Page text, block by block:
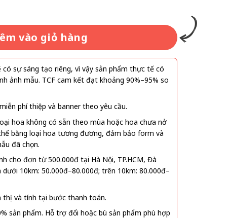
vào giỏ hàng
có sự sáng tạo riêng, vì vậy sản phẩm thực tế có
ảnh mẫu. TCF cam kết đạt khoảng 90%–95% so
phí thiệp và banner theo yêu cầu.
hoa không có sẵn theo mùa hoặc hoa chưa nở
bằng loại hoa tương đương, đảm bảo form và
đã chọn.
cho đơn từ 500.000đ tại Hà Nội, TP.HCM, Đà
10km: 50.000đ–80.000đ; trên 10km: 80.000đ–
thị và tính tại bước thanh toán.
sản phẩm. Hỗ trợ đổi hoặc bù sản phẩm phù hợp